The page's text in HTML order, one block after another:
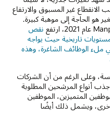
غير المسبوق والارتفاع
هو الحاجة إلى موهبة كبيرة.
نقص
تاريخية حيث يواجه
الوظائف الشاغرة، وهذه
وعلى الرغم من أن الشركات
أنواع المرشحين المطلوبة
المتميزين، الموظفين
ويشمل ذلك أيضًا